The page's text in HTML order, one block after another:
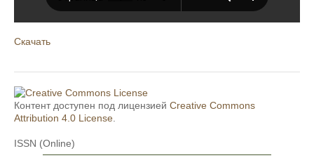
Скачать
Контент доступен под лицензией Creative Commons
Attribution 4.0 License.
ISSN (Online)